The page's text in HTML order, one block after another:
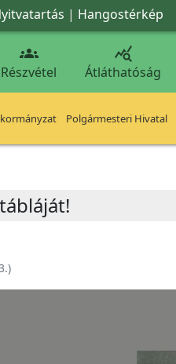
| Hangostérkép

Részvétel

Átláthatóság
Polgármesteri Hivatal
)